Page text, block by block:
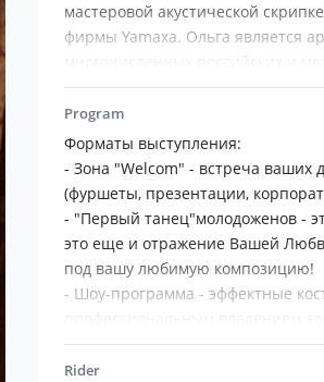
мастеровой акустической
фирмы Yamaxa. Ольга является
многочисленных российских и
Молодость, красота, артистизм,
костюмы, яркие образы и
проекта "Viva Solo".
Сольный проект "Viva Solo" -
не забыть никогда!
Program
Форматы выступления:
- Зона "Welcom" - встреча ваших
(фуршеты, презентации,
- "Первый танец"молодоженов -
это еще и отражение Вашей
под вашу любимую композицию!
- Шоу-программа - эффектные
профессиональным владением
ритмы - настоящее скрипичное
Rider